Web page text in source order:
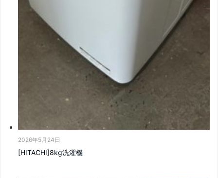
2026年5月24日
[HITACHI]8kg洗濯機